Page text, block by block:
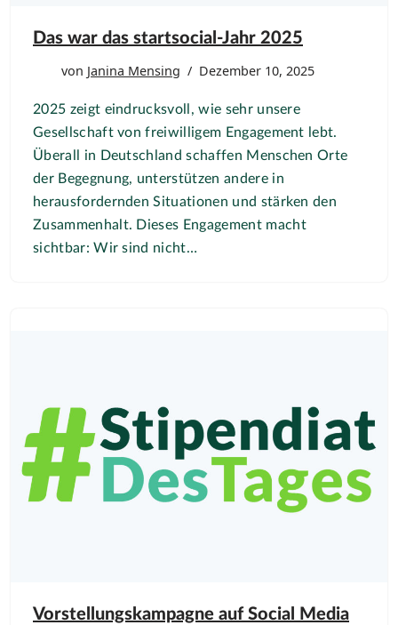
Das war das startsocial-Jahr 2025
von Janina Mensing Dezember 10, 2025
2025 zeigt eindrucksvoll, wie sehr unsere
Gesellschaft von freiwilligem Engagement lebt.
Überall in Deutschland schaffen Menschen Orte
der Begegnung, unterstützen andere in
herausfordernden Situationen und stärken den
Zusammenhalt. Dieses Engagement macht
sichtbar: Wir sind nicht…
Vorstellungskampagne auf Social Media